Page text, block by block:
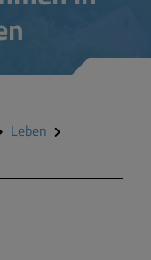
Leben